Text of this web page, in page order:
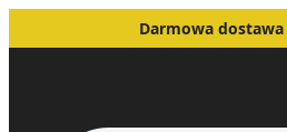
Darmowa dostawa